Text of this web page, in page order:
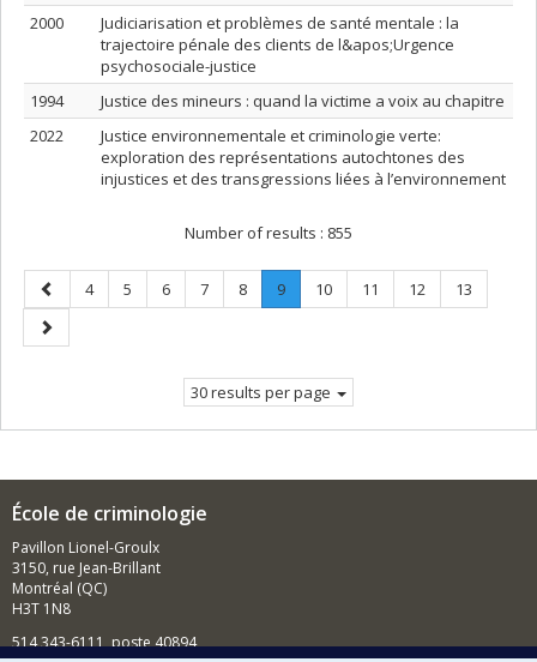
2000
Judiciarisation et problèmes de santé mentale : la
trajectoire pénale des clients de l&apos;Urgence
psychosociale-justice
1994
Justice des mineurs : quand la victime a voix au chapitre
2022
Justice environnementale et criminologie verte:
exploration des représentations autochtones des
injustices et des transgressions liées à l’environnement
Number of results : 855
Previous
page
Page
4 Page
5 Page
6 Page
7 Page
8 Page
9.
Current
Page
10 Page
11 Page
12 Page
13
Next
page
30 results per page
École de criminologie
Pavillon Lionel-Groulx
3150, rue Jean-Brillant
Montréal (QC)
H3T 1N8
514 343-6111, poste 40894